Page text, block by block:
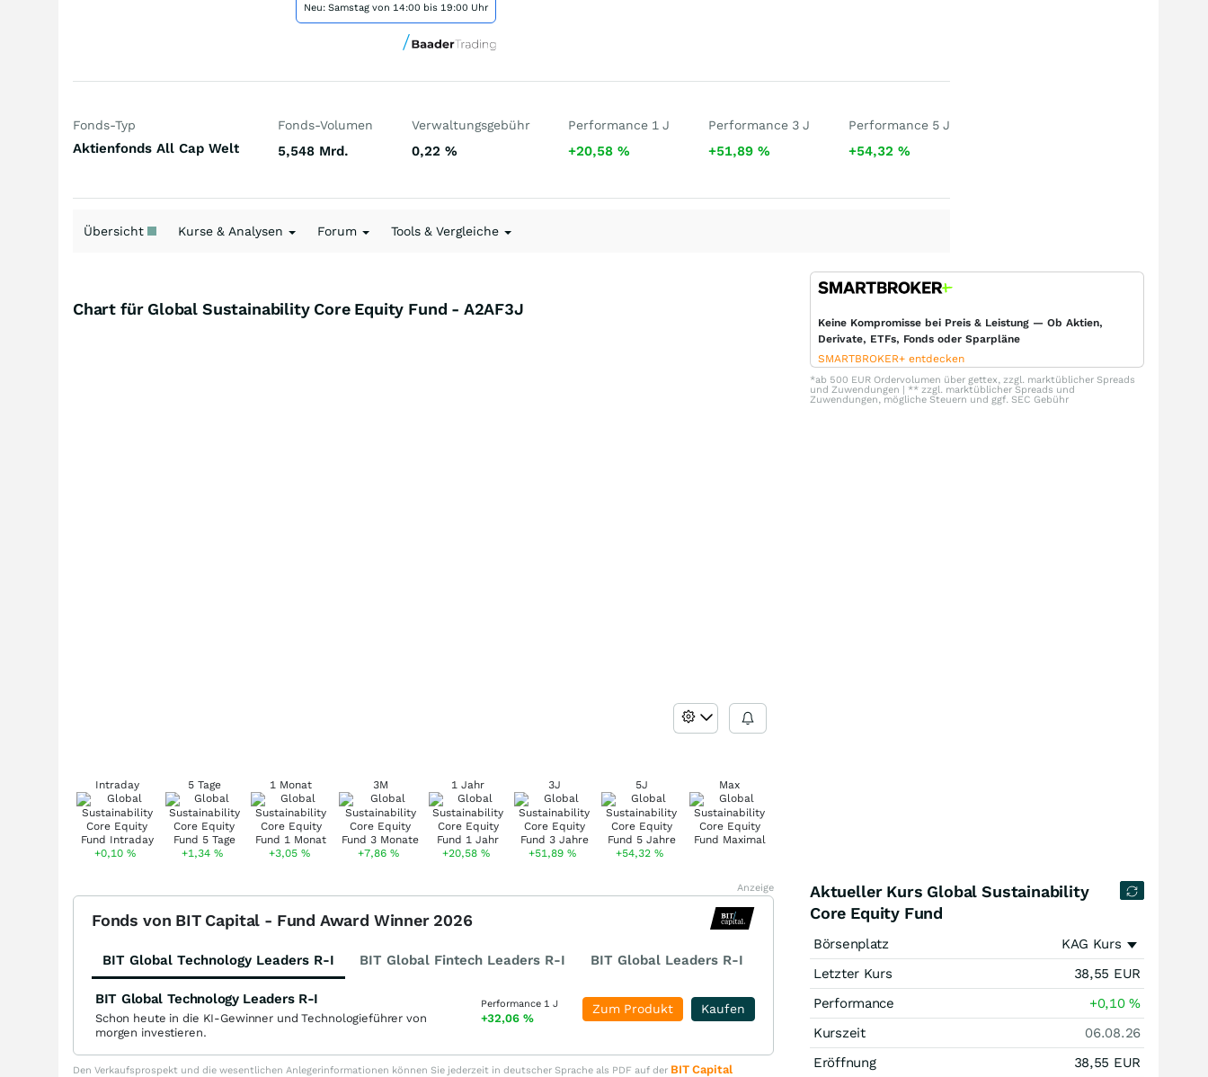
Neu: Samstag von 14:00 bis 19:00 Uhr
Fonds-Typ
Aktienfonds All Cap Welt
Fonds-Volumen
5,548 Mrd.
Verwaltungsgebühr
0,22 %
Performance 1 J
+20,58%
Performance 3 J
+51,89%
Performance 5 J
+54,32 %
Übersicht Kurse & Analysen Forum Tools & Vergleiche
Chart für Global Sustainability Core Equity Fund - A2AF3J
Intraday
+0,10%
5 Tage
+1,34%
1 Monat
+3,05 %
3M
+7,86%
1 Jahr
+20,58%
3J
+51,89%
5J
+54,32%
Max
Keine Kompromisse bei Preis & Leistung — Ob Aktien,
Derivate, ETFs, Fonds oder Sparpläne
SMARTBROKER+ entdecken
*ab 500 EUR Ordervolumen über gettex, zzgl. marktüblicher Spreads
und Zuwendungen | ** zzgl. marktüblicher Spreads und
Zuwendungen, mögliche Steuern und ggf. SEC Gebühr
Anzeige
Fonds von BIT Capital - Fund Award Winner 2026
BIT Global Technology Leaders R-I BIT Global Fintech Leaders R-I BIT Global Leaders R-I
BIT Global Technology Leaders R-I
Schon heute in die KI-Gewinner und Technologieführer von
morgen investieren.
Performance 1 J
+32,06 %
Kaufen
Zum Produkt
Den Verkaufsprospekt und die wesentlichen Anlegerinformationen können Sie jederzeit in deutscher Sprache als PDF auf der BIT Capital
Aktueller Kurs Global Sustainability
Core Equity Fund
Börsenplatz
KAG Kurs
Letzter Kurs
38,55 EUR
Performance
+0,10%
Kurszeit
06.08.26
Eröffnung
38,55 EUR